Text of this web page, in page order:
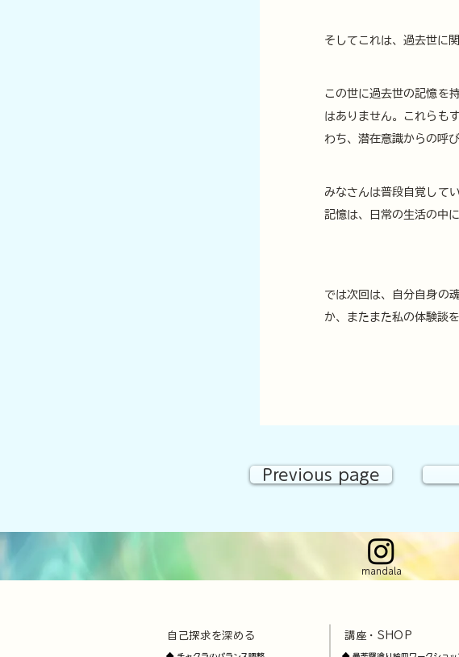
そしてこれは、過去世に
この世に過去世の記憶を
はありません。これらも
わち、潜在意識からの呼
みなさんは普段自覚して
記憶は、日常の生活の中
では次回は、自分自身の
か、またまた私の体験談
Previous page
mandala
自己探求を深める 講座・SHOP